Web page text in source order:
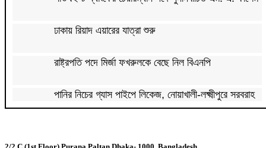
ঢাকায় রিয়াদ এয়ারের যাত্রা শুরু
রাষ্ট্রপতি পদে মির্জা ফখরুলকে বেছে নিল বিএনপি
পানির নিচের গ্যাস পাইপে লিকেজ, নোয়াখালী-লক্ষ্মীপুরে সরবরাহ
বন্ধ